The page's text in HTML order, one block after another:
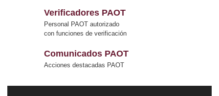
Verificadores PAOT
Personal PAOT autorizado
con funciones de verificación
Comunicados PAOT
Acciones destacadas PAOT